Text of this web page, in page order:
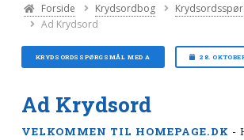
Forside Krydsordbog
Ad Krydsord
KRYDSORDSSPØRGSMÅL MED A 28.
Ad Krydsord
VELKOMMEN TIL HOMEPAGE.DK -